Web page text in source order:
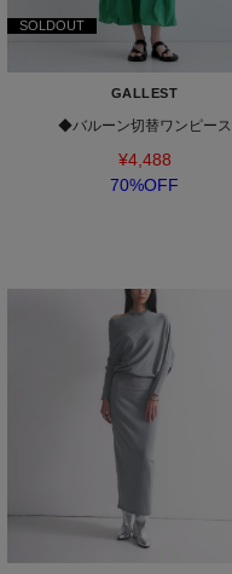
SOLDOUT
GALLEST
◆バルーン切替ワンピース
¥4,488
70%OFF